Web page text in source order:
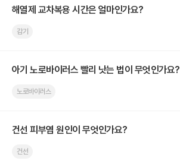
해열제 교차복용 시간은 얼마인가요?
감기
아기 노로바이러스 빨리 낫는 법이 무엇인가요?
노로바이러스
건선 피부염 원인이 무엇인가요?
건선